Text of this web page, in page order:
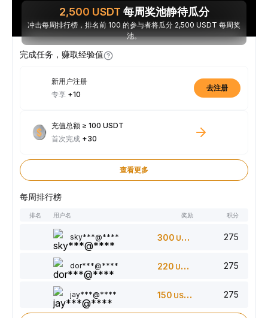
2,500 USDT 每周奖池静待瓜分
冲击每周排行榜，排名前 100 的参与者将瓜分 2,500 USDT 每周奖
池。
完成任务，赚取经验值
新用户注册
专享 +10
去注册
充值总额 ≥ 100 USDT
首次完成 +30
查看更多
每周排行榜
排名 用户名 奖励 积分
sky***@**** 300 USDT 275
dor***@**** 220 USDT 275
jay***@**** 150 USDT 275